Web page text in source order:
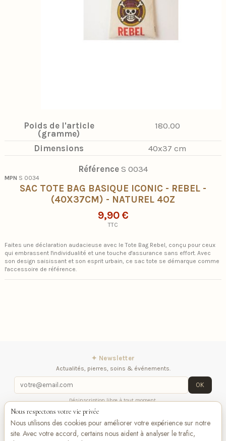
Poids de l'article
(gramme)
180.00
Dimensions 40x37 cm
Référence S 0034
MPN S 0034
SAC TOTE BAG BASIQUE ICONIC - REBEL -
(40X37CM) - NATUREL 4OZ
9,90 €
TTC
Faites une déclaration audacieuse avec le Tote Bag Rebel, conçu pour ceux
qui embrassent l'individualité et une touche d'assurance sans effort. Avec
son design saisissant et son esprit urbain, ce sac tote se démarque comme
l'accessoire de référence.
✦ Newsletter
Actualités, pierres, soins & événements.
OK
Désinscription libre à tout moment.
Mentions légales
nous
Nous respectons votre vie privée
Nous utilisons des cookies pour améliorer votre expérience sur notre
site. Avec votre accord, certains nous aident à analyser le trafic,